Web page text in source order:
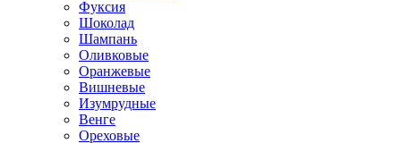
Фуксия
Шоколад
Шампань
Оливковые
Оранжевые
Вишневые
Изумрудные
Венге
Ореховые